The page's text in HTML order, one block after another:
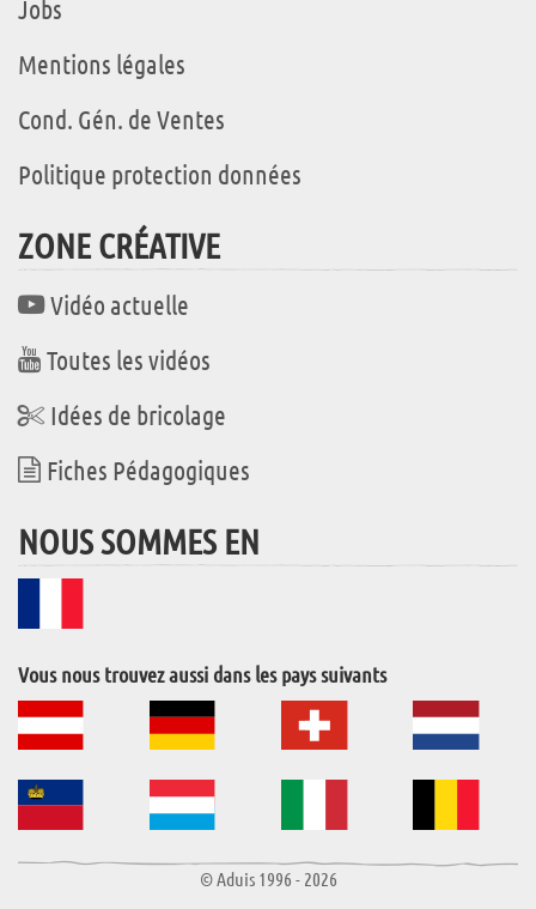
Jobs
Mentions légales
Cond. Gén. de Ventes
Politique protection données
ZONE CRÉATIVE
Vidéo actuelle
Toutes les vidéos
Idées de bricolage
Fiches Pédagogiques
NOUS SOMMES EN
Vous nous trouvez aussi dans les pays suivants
© Aduis 1996 - 2026